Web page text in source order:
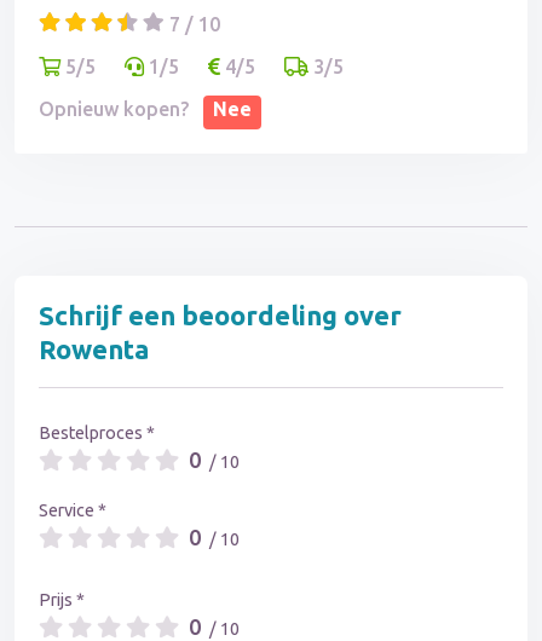
en ik raad iedereen af nog producten van Rowenta
7 / 10
5/5
1/5 4/5
3/5
Opnieuw kopen?
Nee
Schrijf een beoordeling over
Rowenta
Bestelproces *
0 / 10
Service *
0 / 10
Prijs *
0 / 10